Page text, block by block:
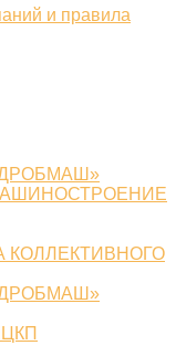
и правила
КОЛЛЕКТИВНОГО